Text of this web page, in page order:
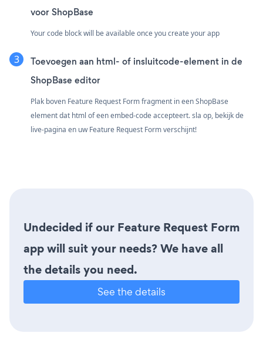
voor ShopBase
Your code block will be available once you create your app
Toevoegen aan html- of insluitcode-element in de
ShopBase editor
Plak boven Feature Request Form fragment in een ShopBase
element dat html of een embed-code accepteert. sla op, bekijk de
live-pagina en uw Feature Request Form verschijnt!
Undecided if our Feature Request Form
app will suit your needs? We have all
the details you need.
See the details